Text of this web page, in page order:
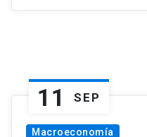
11 SEP
Macroeconomía